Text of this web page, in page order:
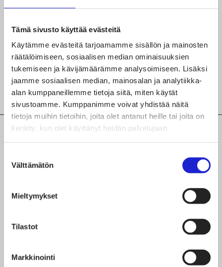
Tämä sivusto käyttää evästeitä
Käytämme evästeitä tarjoamamme sisällön ja mainosten
räätälöimiseen, sosiaalisen median ominaisuuksien
tukemiseen ja kävijämäärämme analysoimiseen. Lisäksi
jaamme sosiaalisen median, mainosalan ja analytiikka-
alan kumppaneillemme tietoja siitä, miten käytät
sivustoamme. Kumppanimme voivat yhdistää näitä
tietoja muihin tietoihin, joita olet antanut heille tai joita on
kerätty, kun olet käyttänyt heidän palvelujaan.
valinta
Välttämätön
Mieltymykset
Tilastot
Markkinointi
Seuraa yritystä somessa